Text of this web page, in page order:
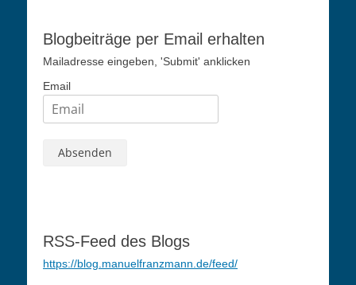
Blogbeiträge per Email erhalten
Mailadresse eingeben, 'Submit' anklicken
Email
RSS-Feed des Blogs
https://blog.manuelfranzmann.de/feed/